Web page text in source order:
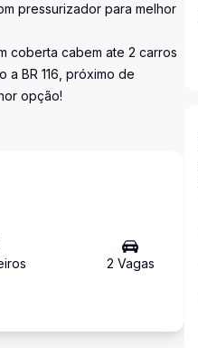
pressurizador para melhor
coberta cabem ate 2 carros
BR 116, próximo de
opção!
s 2 Vagas